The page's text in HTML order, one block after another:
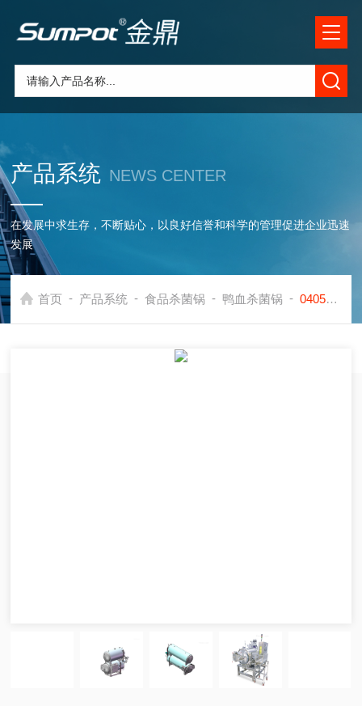
产品系统 NEWS CENTER
在发展中求生存，不断贴心，以良好信誉和科学的管理促进企业迅速
发展
首页 - 产品系统 - 食品杀菌锅 - 鸭血杀菌锅 - 0405鸭血杀菌锅